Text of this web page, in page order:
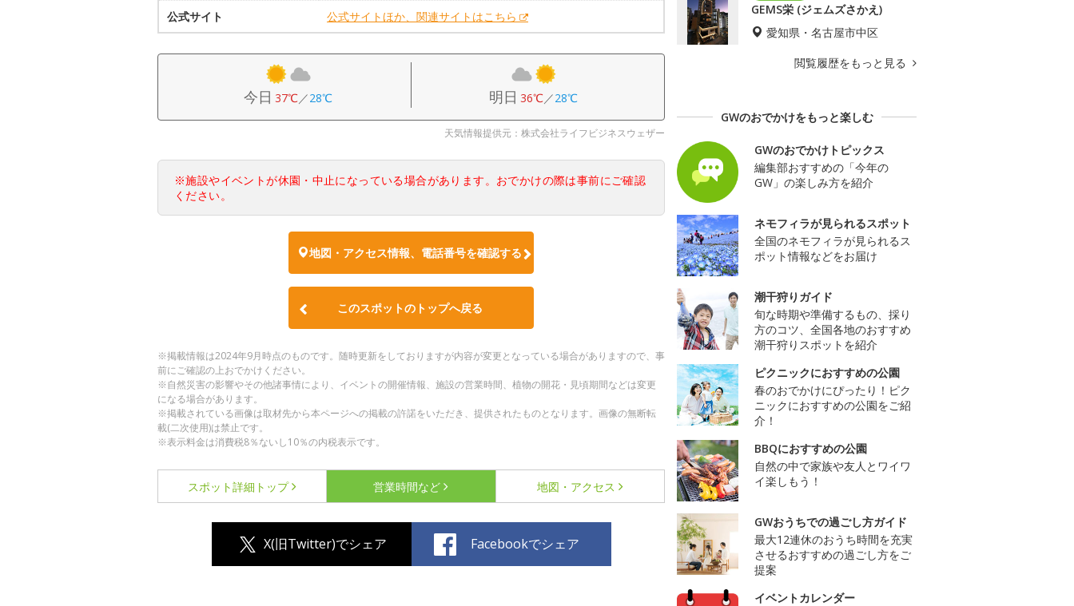
公式サイト 公式サイトほか、関連サイトはこちら
今日 37℃／28℃ 明日 36℃／28℃
天気情報提供元：株式会社ライフビジネスウェザー
※施設やイベントが休園・中止になっている場合があります。おでかけの際は事前にご確認
ください。
地図・アクセス情報、電話番号を確認する
このスポットのトップへ戻る
※掲載情報は2024年9月時点のものです。随時更新をしておりますが内容が変更となっている場合がありますので、事
前にご確認の上おでかけください。
※自然災害の影響やその他諸事情により、イベントの開催情報、施設の営業時間、植物の開花・見頃期間などは変更
になる場合があります。
※掲載されている画像は取材先から本ページへの掲載の許諾をいただき、提供されたものとなります。画像の無断転
載(二次使用)は禁止です。
※表示料金は消費税8％ないし10％の内税表示です。
スポット詳細 トップ 営業時間など 地図・アクセス
X(旧Twitter)でシェア Facebookでシェア
GEMS栄 (ジェムズさかえ)
愛知県・名古屋市中区
閲覧履歴をもっと見る
GWのおでかけをもっと楽しむ
GWのおでかけトピックス
編集部おすすめの「今年の
GW」の楽しみ方を紹介
ネモフィラが見られるスポット
全国のネモフィラが見られるス
ポット情報などをお届け
潮干狩りガイド
旬な時期や準備するもの、採り
方のコツ、全国各地のおすすめ
潮干狩りスポットを紹介
ピクニックにおすすめの公園
春のおでかけにぴったり！ピク
ニックにおすすめの公園をご紹
介！
BBQにおすすめの公園
自然の中で家族や友人とワイワ
イ楽しもう！
GWおうちでの過ごし方ガイド
最大12連休のおうち時間を充実
させるおすすめの過ごし方をご
提案
イベントカレンダー